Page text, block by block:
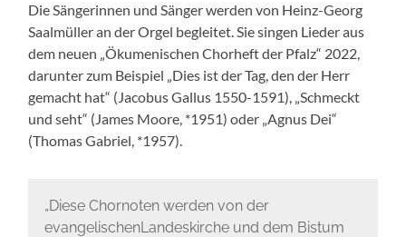
Die Sängerinnen und Sänger werden von Heinz-Georg
Saalmüller an der Orgel begleitet. Sie singen Lieder aus
dem neuen „Ökumenischen Chorheft der Pfalz“ 2022,
darunter zum Beispiel „Dies ist der Tag, den der Herr
gemacht hat“ (Jacobus Gallus 1550-1591), „Schmeckt
und seht“ (James Moore, *1951) oder „Agnus Dei“
(Thomas Gabriel, *1957).
„Diese Chornoten werden von der
evangelischenLandeskirche und dem Bistum